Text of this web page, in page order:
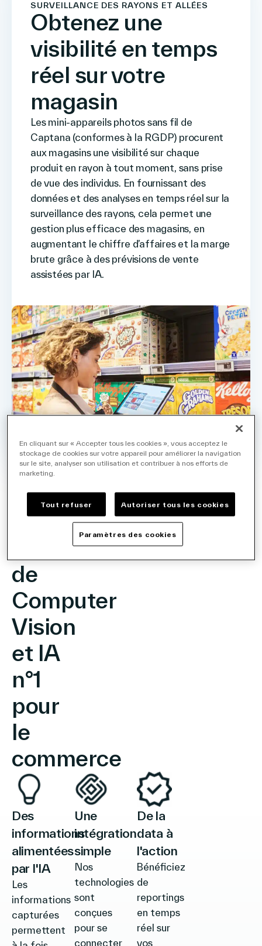
SURVEILLANCE DES RAYONS ET ALLÉES
Obtenez une
visibilité en temps
réel sur votre
magasin
Les mini-appareils photos sans fil de
Captana (conformes à la RGDP) procurent
aux magasins une visibilité sur chaque
produit en rayon à tout moment, sans prise
de vue des individus. En fournissant des
données et des analyses en temps réel sur la
surveillance des rayons, cela permet une
gestion plus efficace des magasins, en
augmentant le chiffre d’affaires et la marge
brute grâce à des prévisions de vente
assistées par IA.
OPPORTUNITÉS
La
solution
de
Computer
Vision
et IA
n°1
pour
le
commerce
Des
informations
alimentées
par l'IA
Les
informations
capturées
permettent
Une
intégration
simple
Nos
technologies
sont
conçues
pour se
connecter
De la
data à
l'action
Bénéficiez
de
reportings
en temps
réel sur
vos
En cliquant sur « Accepter tous les cookies », vous acceptez le
stockage de cookies sur votre appareil pour améliorer la navigation
sur le site, analyser son utilisation et contribuer à nos efforts de
marketing.
Tout refuser Autoriser tous les cookies
Paramètres des cookies